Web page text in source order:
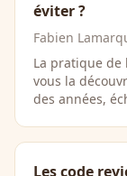
éviter ?
Fabien
La pratique de
vous la
des années,
Les code